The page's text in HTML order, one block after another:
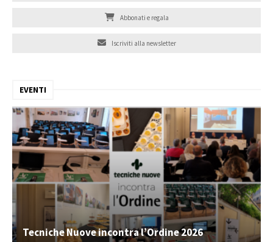
Abbonati e regala
Iscriviti alla newsletter
EVENTI
Tecniche Nuove incontra l’Ordine 2026